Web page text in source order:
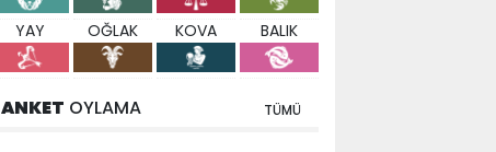
YAY OĞLAK KOVA BALIK
ANKET OYLAMA TÜMÜ